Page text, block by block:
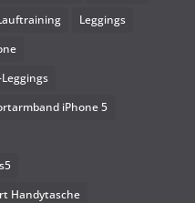
Leggings
iPhone 5
Handytasche